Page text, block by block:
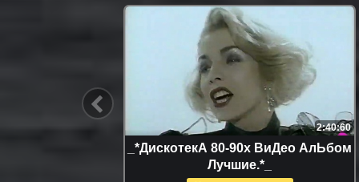
2:40:60
_*ДискотекА 80-90х ВиДео АлЬбом
Лучшие.*_